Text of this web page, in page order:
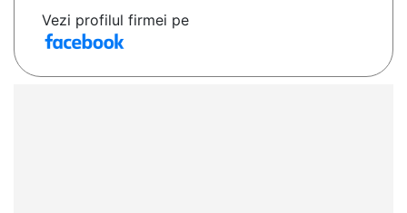
Vezi profilul firmei pe